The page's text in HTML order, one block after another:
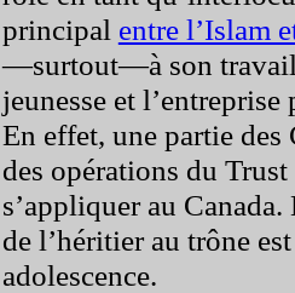
principal entre l’Islam
—surtout—à son
jeunesse et
En effet, une partie
des opérations du
s’appliquer au
de l’héritier au trône
adolescence.